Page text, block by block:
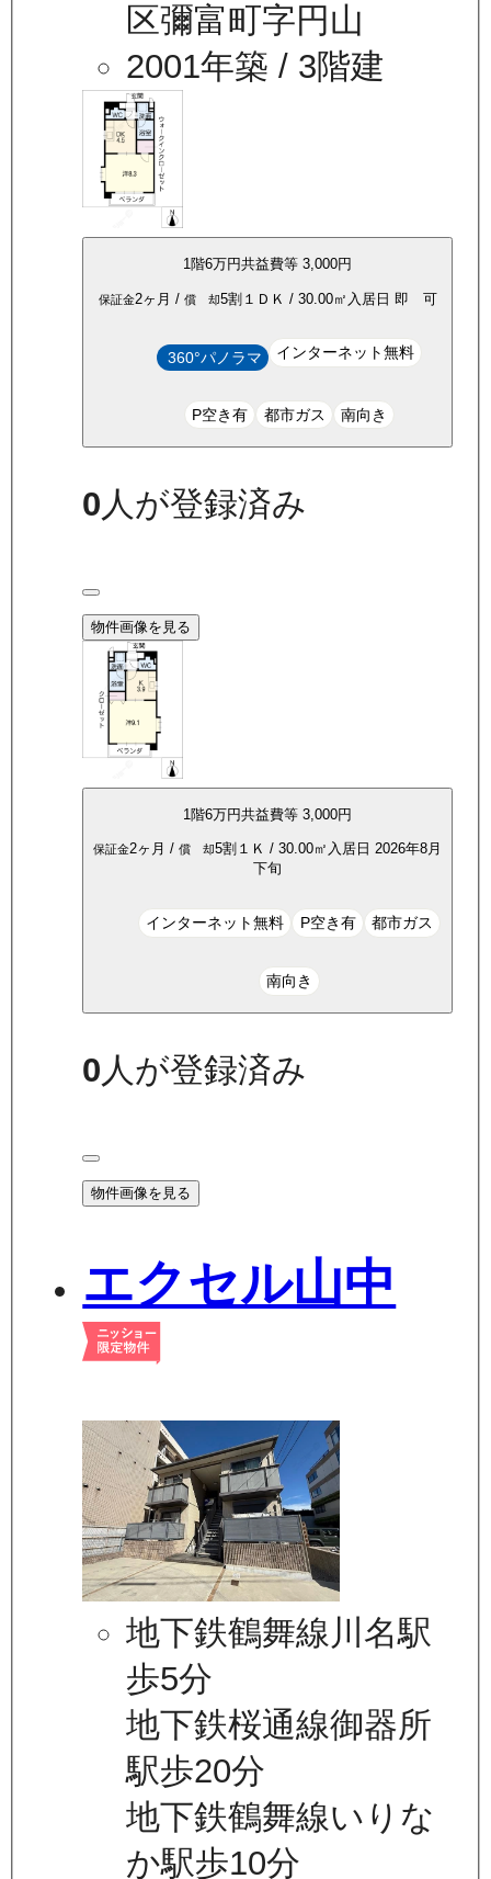
区彌富町字円山
2001年築 / 3階建
1階6万円共益費等 3,000円
保証金2ヶ月 / 償 却5割１ＤＫ / 30.00㎡ 入居日 即 可
360°パノラマ インターネット無料
P空き有 都市ガス 南向き
0 人が登録済み
物件画像を見る
1階6万円共益費等 3,000円
保証金2ヶ月 / 償 却5割 １Ｋ / 30.00㎡ 入居日 2026年8月
下旬
インターネット無料 P空き有 都市ガス
南向き
0人が登録済み
物件画像を見る
エクセル山中
地下鉄鶴舞線川名駅
歩5分
地下鉄桜通線御器所
駅歩20分
地下鉄鶴舞線いりな
か駅歩10分